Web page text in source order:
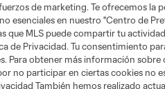
de privacidad No vender mi
de la Major League Soccer y
ley común de la MLS o son
de marketing. Te ofrecemos la
esenciales en nuestro "Centro de
MLS puede compartir tu
de Privacidad. Tu consentimiento
Para obtener más información sobre
no participar en ciertas cookies no
También hemos realizado